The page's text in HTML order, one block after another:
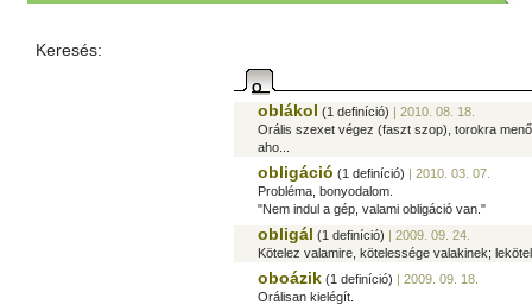
Keresés:
O
oblákol (1 definíció) | 2010. 08. 18.
Orális szexet végez (faszt szop), torokra
aho...
obligáció (1 definíció) | 2010. 03. 07.
Probléma, bonyodalom.
"Nem indul a gép, valami obligáció van."
obligál (1 definíció) | 2009. 09. 24.
Kötelez valamire, kötelessége valakinek;
oboázik (1 definíció) | 2009. 09. 18.
Orálisan kielégít.